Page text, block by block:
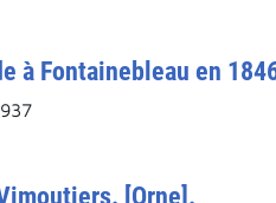
à Fontainebleau en
[Orne].